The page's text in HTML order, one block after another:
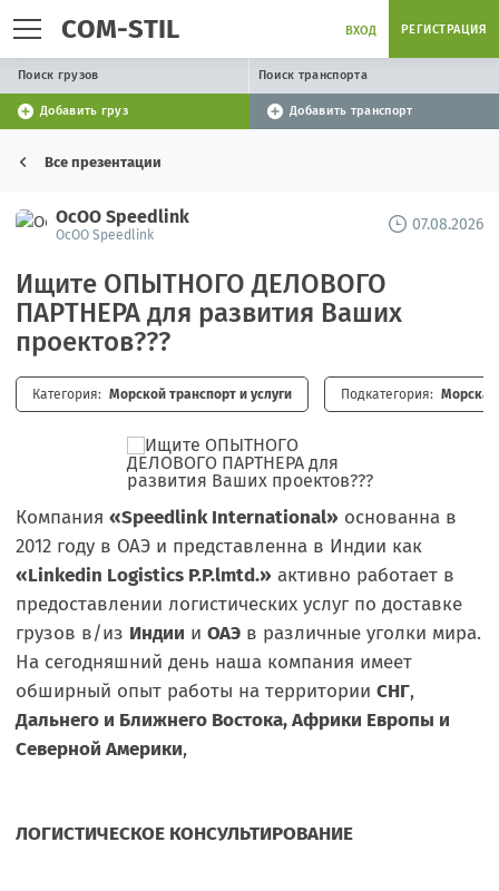
COM-STIL ВХОД РЕГИСТРАЦИЯ
Поиск грузов Поиск транспорта
Добавить груз Добавить транспорт
Все презентации
ОсОО Speedlink
ОсОО Speedlink
07.08.2026
Ищите ОПЫТНОГО ДЕЛОВОГО
ПАРТНЕРА для развития Ваших
проектов???
Категория: Морской транспорт и услуги Подкатегория:
Компания «Speedlink International» основанна в
2012 году в ОАЭ и представленна в Индии как
«Linkedin Logistics P.P.lmtd.» активно работает в
предоставлении логистических услуг по доставке
грузов в/из Индии и ОАЭ в различные уголки мира.
На сегодняшний день наша компания имеет
обширный опыт работы на территории СНГ,
Дальнего и Ближнего Востока, Африки Европы и
Северной Америки,
ЛОГИСТИЧЕСКОЕ КОНСУЛЬТИРОВАНИЕ